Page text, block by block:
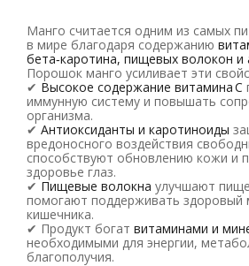
Манго считается одним из самых
в мире благодаря содержанию
бета‑каротина, пищевых волокон и
Порошок манго усиливает эти
✔ Высокое содержание витамина C
иммунную систему и повышать
организма.
✔ Антиоксиданты и каротиноиды
вредоносного воздействия
способствуют обновлению кожи и
здоровье глаз.
✔ Пищевые волокна улучшают
помогают поддерживать здоровый
кишечника.
✔ Продукт богат витаминами и
необходимыми для энергии,
благополучия.